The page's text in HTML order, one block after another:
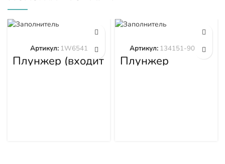
Плунжер (входит
в 1W6539)
Артикул: 1W6541
Плунжер
134151-9020
Артикул: 134151-9020